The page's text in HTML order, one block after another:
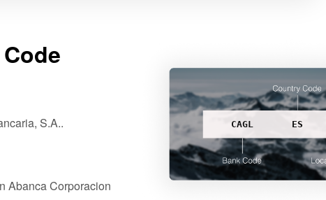
S.A..
Abanca Corporacion
CAGL ES